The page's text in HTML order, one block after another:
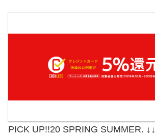
PICK UP!!20 SPRING SUMMER. ↓↓